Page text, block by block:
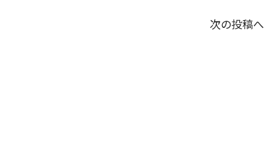
次の投稿へ